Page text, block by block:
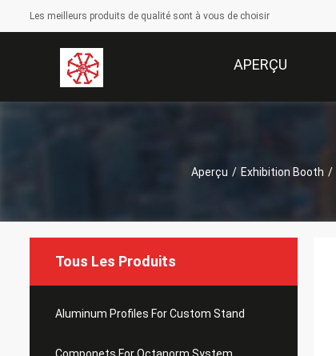
Les meilleurs produits de qualité sont à vous de choisir
APERÇU
Aperçu / Exhibition Booth /
Tous Les Produits
Aluminum Profiles For Custom Stand